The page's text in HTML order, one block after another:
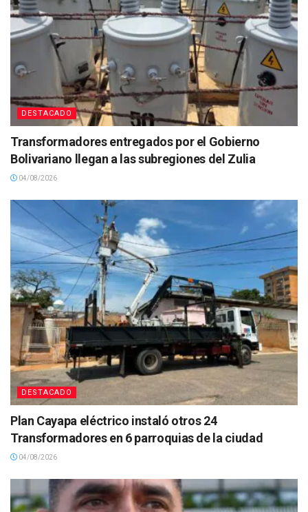
DESTACADO
Transformadores entregados por el Gobierno
Bolivariano llegan a las subregiones del Zulia
04/08/2026
DESTACADO
Plan Cayapa eléctrico instaló otros 24
Transformadores en 6 parroquias de la ciudad
04/08/2026